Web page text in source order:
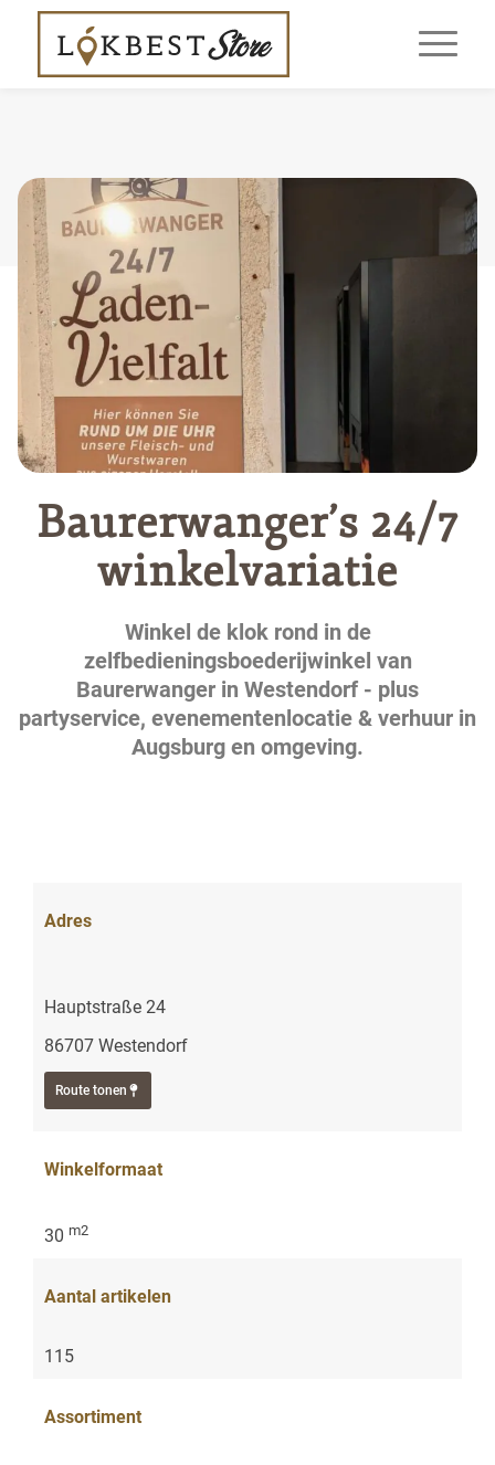
Baurerwanger’s 24/7
winkelvariatie
Winkel de klok rond in de
zelfbedieningsboederijwinkel van
Baurerwanger in Westendorf - plus
partyservice, evenementenlocatie & verhuur in
Augsburg en omgeving.
Adres
Hauptstraße 24
86707 Westendorf
Route tonen
Winkelformaat
30 m2
Aantal artikelen
115
Assortiment